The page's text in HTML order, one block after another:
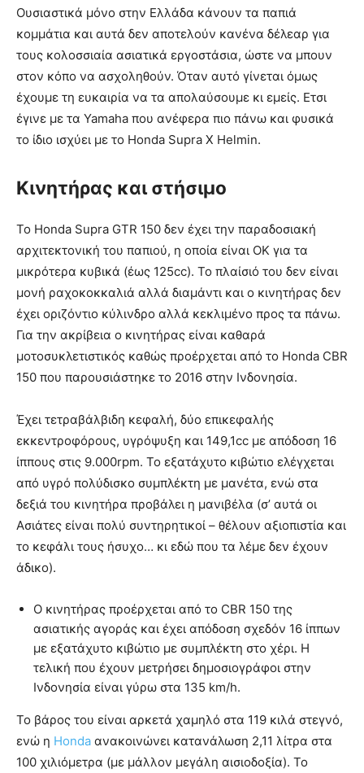
Ουσιαστικά μόνο στην Ελλάδα κάνουν τα παπιά
κομμάτια και αυτά δεν αποτελούν κανένα δέλεαρ για
τους κολοσσιαία ασιατικά εργοστάσια, ώστε να μπουν
στον κόπο να ασχοληθούν. Όταν αυτό γίνεται όμως
έχουμε τη ευκαιρία να τα απολαύσουμε κι εμείς. Ετσι
έγινε με τα Yamaha που ανέφερα πιο πάνω και φυσικά
το ίδιο ισχύει με το Honda Supra X Helmin.
Κινητήρας και στήσιμο
Το Honda Supra GTR 150 δεν έχει την παραδοσιακή
αρχιτεκτονική του παπιού, η οποία είναι ΟΚ για τα
μικρότερα κυβικά (έως 125cc). Το πλαίσιό του δεν είναι
μονή ραχοκοκκαλιά αλλά διαμάντι και ο κινητήρας δεν
έχει οριζόντιο κύλινδρο αλλά κεκλιμένο προς τα πάνω.
Για την ακρίβεια ο κινητήρας είναι καθαρά
μοτοσυκλετιστικός καθώς προέρχεται από το Honda CBR
150 που παρουσιάστηκε το 2016 στην Ινδονησία.
Έχει τετραβάλβιδη κεφαλή, δύο επικεφαλής
εκκεντροφόρους, υγρόψυξη και 149,1cc με απόδοση 16
ίππους στις 9.000rpm. To εξατάχυτο κιβώτιο ελέγχεται
από υγρό πολύδισκο συμπλέκτη με μανέτα, ενώ στα
δεξιά του κινητήρα προβάλει η μανιβέλα (σ’ αυτά οι
Ασιάτες είναι πολύ συντηρητικοί – θέλουν αξιοπιστία και
το κεφάλι τους ήσυχο… κι εδώ που τα λέμε δεν έχουν
άδικο).
O κινητήρας προέρχεται από το CBR 150 της
ασιατικής αγοράς και έχει απόδοση σχεδόν 16 ίππων
με εξατάχυτο κιβώτιο με συμπλέκτη στο χέρι. Η
τελική που έχουν μετρήσει δημοσιογράφοι στην
Ινδονησία είναι γύρω στα 135 km/h.
Το βάρος του είναι αρκετά χαμηλό στα 119 κιλά στεγνό,
ενώ η Honda ανακοινώνει κατανάλωση 2,11 λίτρα στα
100 χιλιόμετρα (με μάλλον μεγάλη αισιοδοξία). Το